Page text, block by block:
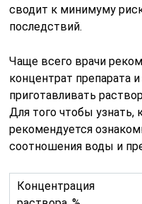
сводит к минимуму
последствий.
Чаще всего врачи
концентрат препарата
приготавливать
Для того чтобы узнать,
рекомендуется
соотношения воды и
Концентрация